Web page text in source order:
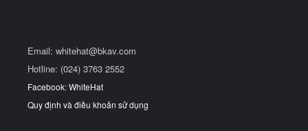
Email: whitehat@bkav.com
Hotline: (024) 3763 2552
Facebook: WhiteHat
Quy định và điều khoản sử dụng